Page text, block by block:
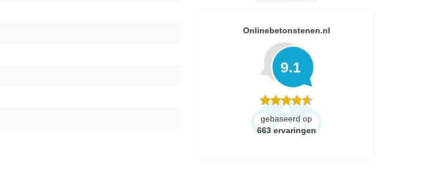
Onlinebetonstenen.nl
9.1
gebaseerd op
663 ervaringen